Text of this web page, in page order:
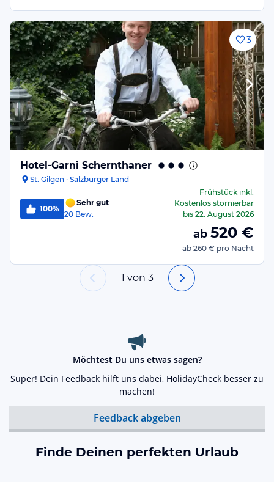
3
Hotel-Garni Schernthaner
St. Gilgen · Salzburger Land
100%
Sehr gut
20 Bew.
Frühstückinkl.
Kostenlos stornierbar
bis 22. August 2026
ab 520 €
ab 260 € pro Nacht
1 von 3
Möchtest Du uns etwas sagen?
Super! Dein Feedback hilft uns dabei, HolidayCheck besser zu
machen!
Feedback abgeben
Finde Deinen perfekten Urlaub